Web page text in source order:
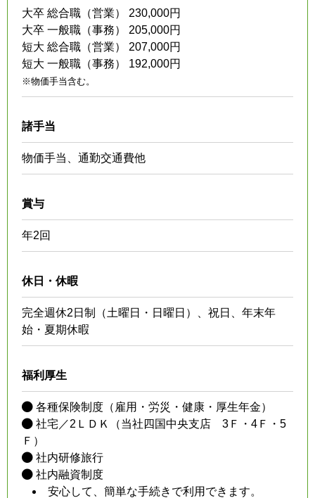
大卒 総合職（営業） 230,000円
大卒 一般職（事務） 205,000円
短大 総合職（営業） 207,000円
短大 一般職（事務） 192,000円
※物価手当含む。
諸手当
物価手当、通勤交通費他
賞与
年2回
休日・休暇
完全週休2日制（土曜日・日曜日）、祝日、年末年
始・夏期休暇
福利厚生
各種保険制度（雇用・労災・健康・厚生年金）
社宅／2ＬＤＫ（当社四国中央支店 3Ｆ・4Ｆ・5
Ｆ）
社内研修旅行
社内融資制度
安心して、簡単な手続きで利用できます。